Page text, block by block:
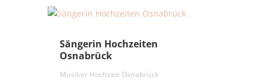
Sängerin Hochzeiten
Osnabrück
Musiker Hochzeit Osnabrück